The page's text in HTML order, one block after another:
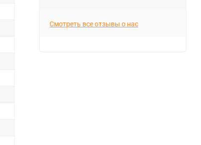
Смотреть все отзывы о нас